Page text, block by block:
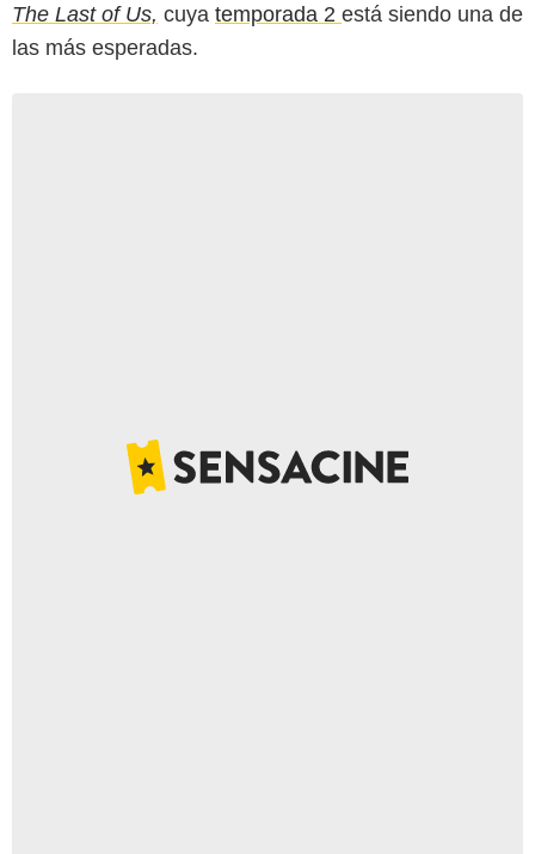
The Last of Us, cuya temporada 2 está siendo una de
las más esperadas.